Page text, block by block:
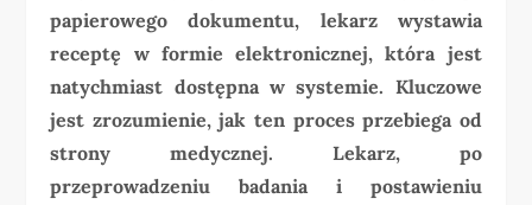
papierowego dokumentu, lekarz wystawia
receptę w formie elektronicznej, która jest
natychmiast dostępna w systemie. Kluczowe
jest zrozumienie, jak ten proces przebiega od
strony medycznej. Lekarz, po
przeprowadzeniu badania i postawieniu